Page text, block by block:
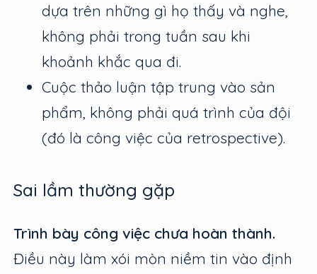
dựa trên những gì họ thấy và nghe,
không phải trong tuần sau khi
khoảnh khắc qua đi.
Cuộc thảo luận tập trung vào sản
phẩm, không phải quá trình của đội
(đó là công việc của retrospective).
Sai lầm thường gặp
Trình bày công việc chưa hoàn thành.
Điều này làm xói mòn niềm tin vào định